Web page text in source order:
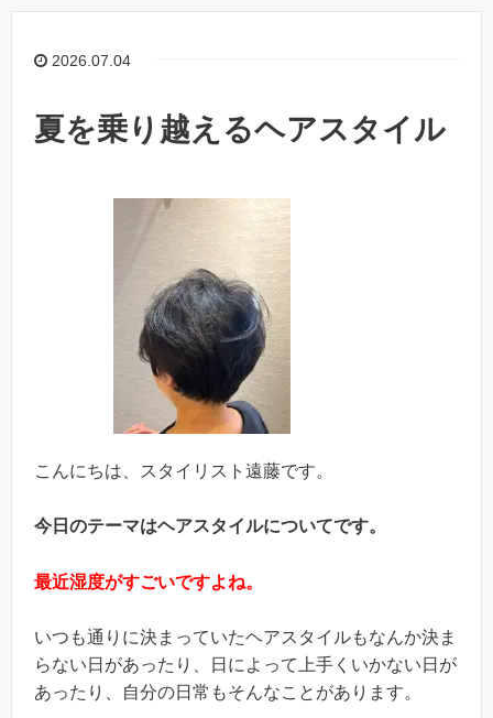
b
o
k
Li
2026.07.04
夏を乗り越えるヘアスタイル
こんにちは、スタイリスト遠藤です。
今日のテーマはヘアスタイルについてです。
最近湿度がすごいですよね。
いつも通りに決まっていたヘアスタイルもなんか決ま
らない日があったり、日によって上手くいかない日が
あったり、自分の日常もそんなことがあります。